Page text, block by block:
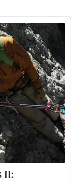
II: